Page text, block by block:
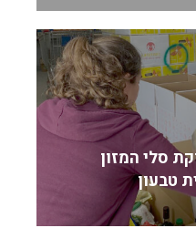
סלי המזון
טבעון